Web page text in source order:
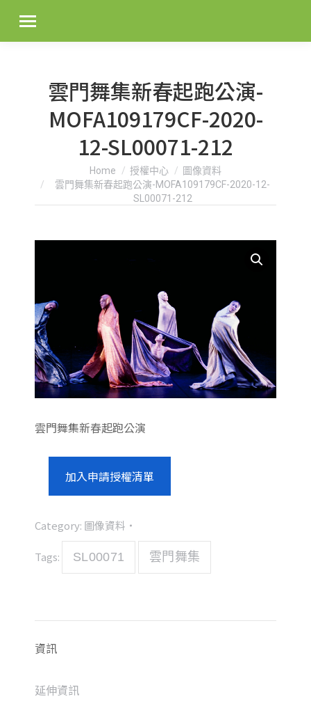
雲門舞集新春起跑公演-
MOFA109179CF-2020-
12-SL00071-212
You are here:Home 授權中心
圖像資料
雲門舞集新春起跑公演-MOFA109179CF-2020-12-
SL00071-212
雲門舞集新春起跑公演
加入申請授權清單
Category: 圖像資料
Tags: SL00071 雲門舞集
資訊
延伸資訊